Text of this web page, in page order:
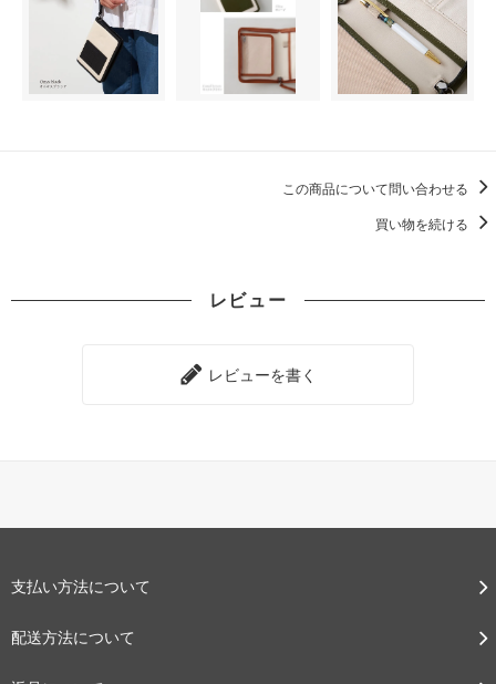
この商品について問い合わせる
買い物を続ける
レビュー
レビューを書く
支払い方法について
配送方法について